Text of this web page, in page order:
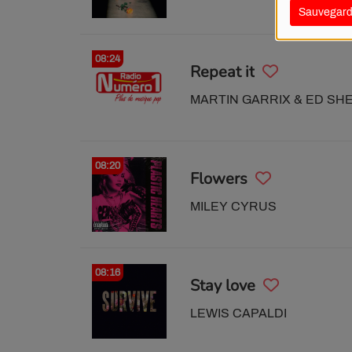
08:24
Repeat it
MARTIN GARRIX & ED
08:20
Flowers
MILEY CYRUS
08:16
Stay love
LEWIS CAPALDI